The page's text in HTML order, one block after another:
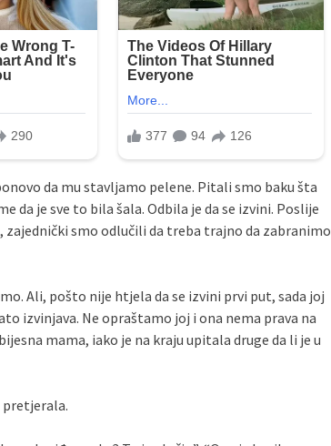
da mu stavljamo pelene. Pitali smo baku šta
da je sve to bila šala. Odbila je da se izvini. Poslije
smo odlučili da treba trajno da zabranimo
Ali, pošto nije htjela da se izvini prvi put, sada joj
izvinjava. Ne opraštamo joj i ona nema prava na
mama, iako je na kraju upitala druge da li je u
pretjerala.